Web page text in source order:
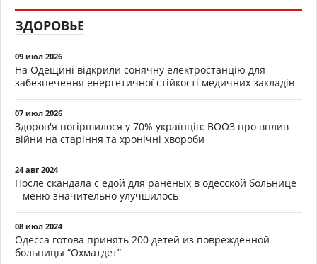
ЗДОРОВЬЕ
09 июл 2026
На Одещині відкрили сонячну електростанцію для
забезпечення енергетичної стійкості медичних закладів
07 июл 2026
Здоров'я погіршилося у 70% українців: ВООЗ про вплив
війни на старіння та хронічні хвороби
24 авг 2024
После скандала с едой для раненых в одесской больнице
– меню значительно улучшилось
08 июл 2024
Одесса готова принять 200 детей из поврежденной
больницы “Охматдет”